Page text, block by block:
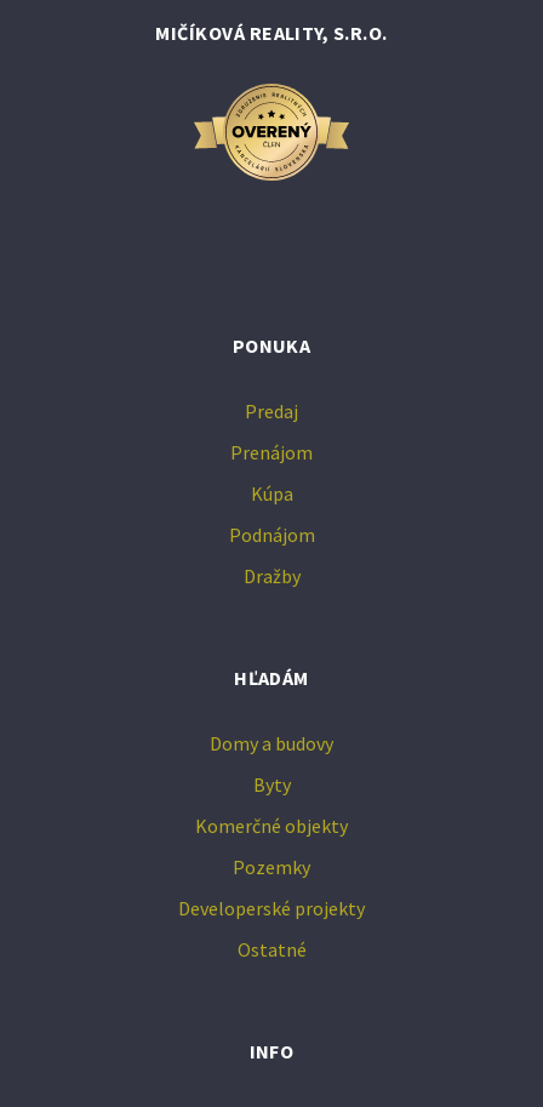
MIČÍKOVÁ REALITY, S.R.O.
PONUKA
Predaj
Prenájom
Kúpa
Podnájom
Dražby
HĽADÁM
Domy a budovy
Byty
Komerčné objekty
Pozemky
Developerské projekty
Ostatné
INFO